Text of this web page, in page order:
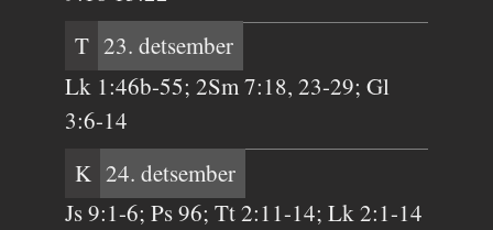
T 23. detsember
Lk 1:46b-55; 2Sm 7:18, 23-29; Gl
3:6-14
K 24. detsember
Js 9:1-6; Ps 96; Tt 2:11-14; Lk 2:1-14